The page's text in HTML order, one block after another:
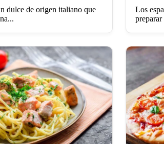
dulce de origen italiano que
Los